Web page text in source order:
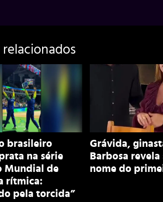
relacionados
brasileiro
na série
Mundial de
rítmica:
pela torcida”
Grávida,
Barbosa revela
nome do